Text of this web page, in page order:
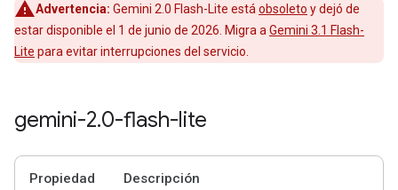
Advertencia: Gemini 2.0 Flash-Lite está obsoleto y dejó de
estar disponible el 1 de junio de 2026. Migra a Gemini 3.1 Flash-
Lite para evitar interrupciones del servicio.
gemini-2.0-flash-lite
Propiedad Descripción